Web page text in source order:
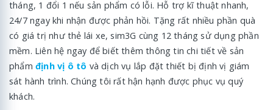
tháng, 1 đổi 1 nếu sản phẩm có lỗi. Hỗ trợ kĩ thuật nhanh,
24/7 ngay khi nhận được phản hồi. Tặng rất nhiều phần quà
có giá trị như thẻ lái xe, sim3G cùng 12 tháng sử dụng phần
mềm. Liên hệ ngay để biết thêm thông tin chi tiết về sản
phẩm định vị ô tô và dịch vụ lắp đặt thiết bị định vị giám
sát hành trình. Chúng tôi rất hận hạnh được phục vụ quý
khách.